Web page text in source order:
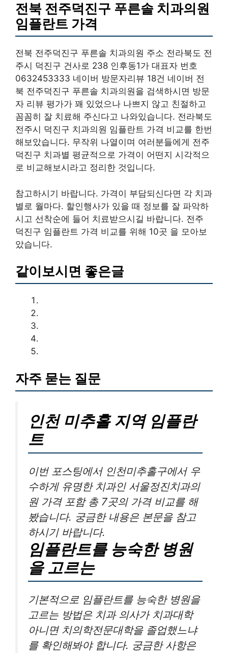
전북 전주덕진구 푸른솔 치과의원
임플란트 가격
전북 전주덕진구 푸른솔 치과의원 주소 전라북도 전
주시 덕진구 건사로 238 인후동1가 대표자 번호
0632453333 네이버 방문자리뷰 18건 네이버 전
북 전주덕진구 푸른솔 치과의원을 검색하시면 방문
자 리뷰 평가가 꽤 있었으나 나쁘지 않고 친절하고
꼼꼼히 잘 치료해 주신다고 나와있습니다. 전라북도
전주시 덕진구 치과의원 임플란트 가격 비교를 한번
해보았습니다. 무작위 나열이며 여러분들에게 전주
덕진구 치과별 평균적으로 가격이 어떤지 시각적으
로 비교해보시라고 정리한 것입니다.
참고하시기 바랍니다. 가격이 부담되신다면 각 치과
별로 월마다. 할인행사가 있을 때 정보를 잘 파악하
시고 선착순에 들어 치료받으시길 바랍니다. 전주
덕진구 임플란트 가격 비교를 위해 10곳 을 모아보
았습니다.
같이보시면 좋은글
자주 묻는 질문
인천 미추홀 지역 임플란
트
이번 포스팅에서 인천미추홀구에서 우
수하게 유명한 치과인 서울정진치과의
원 가격 포함 총 7곳의 가격 비교를 해
봤습니다. 궁금한 내용은 본문을 참고
하시기 바랍니다.
임플란트를 능숙한 병원
을 고르는
기본적으로 임플란트를 능숙한 병원을
고르는 방법은 치과 의사가 치과대학
아니면 치의학전문대학을 졸업했느냐
를 확인해봐야 합니다. 궁금한 사항은